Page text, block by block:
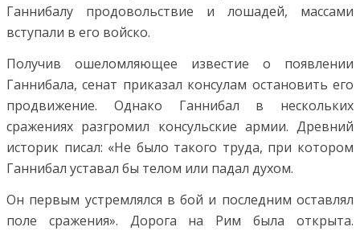
Ганнибалу продовольствие и лошадей, массами
вступали в его войско.
Получив ошеломляющее известие о появлении
Ганнибала, сенат приказал консулам остановить его
продвижение. Однако Ганнибал в нескольких
сражениях разгромил консульские армии. Древний
историк писал: «Не было такого труда, при котором
Ганнибал уставал бы телом или падал духом.
Он первым устремлялся в бой и последним оставлял
поле сражения». Дорога на Рим была открыта.